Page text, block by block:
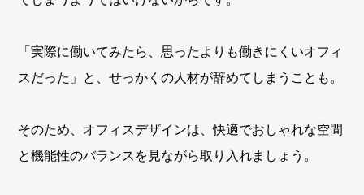
「実際に働いてみたら、思ったよりも働きにくいオフィ
スだった」と、せっかくの人材が辞めてしまうことも。
そのため、オフィスデザインは、快適でおしゃれな空間
と機能性のバランスを見ながら取り入れましょう。